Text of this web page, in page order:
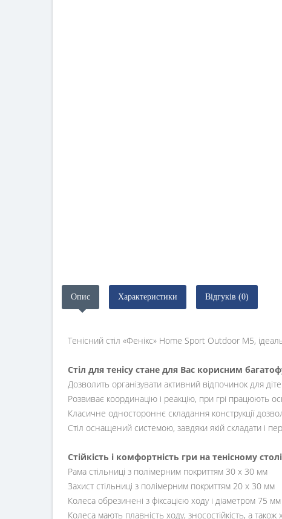
Опис Характеристики Відгуків (0)
Тенісний стіл «Фенікс» Home Sport Outdoor M5,
Стіл для тенісу стане для Вас корисним
Дозволить організувати активний відпочинок для
Розвиває координацію і реакцію, при грі працюють
Класичне одностороннє складання конструкції
Стіл оснащений системою, завдяки якій складати і
Стійкість і комфортність гри на тенісному
Рама стільниці з полімерним покриттям 30 х 30 мм
Захист стільниці з полімерним покриттям 20 х 30 мм
Колеса обрезинені з фіксацією ходу і діаметром 75
Колеса мають плавність ходу, зносостійкість, а